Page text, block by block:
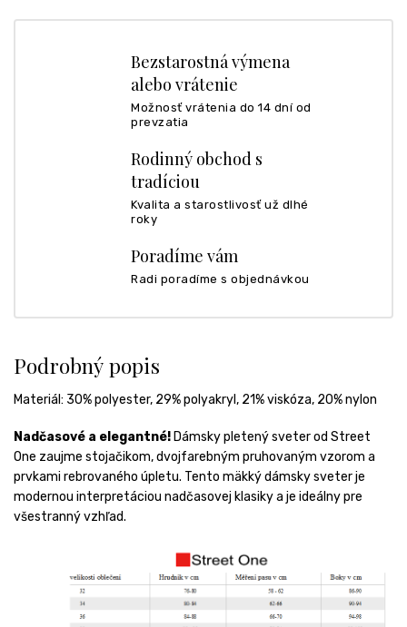
Bezstarostná výmena
alebo vrátenie
Možnosť vrátenia do 14 dní od
prevzatia
Rodinný obchod s
tradíciou
Kvalita a starostlivosť už dlhé
roky
Poradíme vám
Radi poradíme s objednávkou
Podrobný popis
Materiál: 30% polyester, 29% polyakryl, 21% viskóza, 20% nylon
Nadčasové a elegantné! Dámsky pletený sveter od Street
One zaujme stojačikom, dvojfarebným pruhovaným vzorom a
prvkami rebrovaného úpletu. Tento mäkký dámsky sveter je
modernou interpretáciou nadčasovej klasiky a je ideálny pre
všestranný vzhľad.